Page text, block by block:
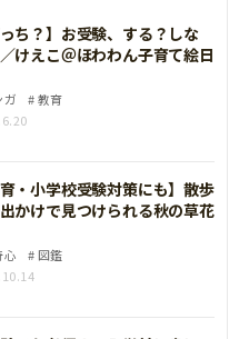
っち？】お受験、する？しな
けえこ＠ほわわん子育て絵日
ガ
教育
育・小学校受験対策にも】散歩
かけで見つけられる秋の草花
心
図鑑